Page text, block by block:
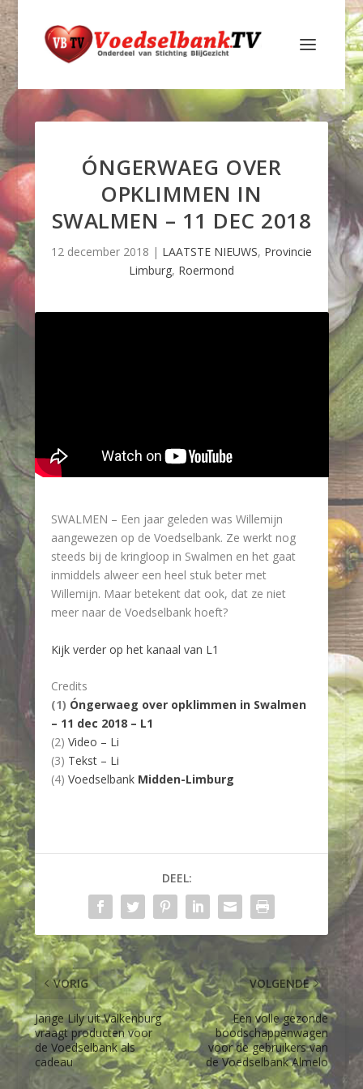
ÓNGERWAEG OVER
OPKLIMMEN IN
SWALMEN – 11 DEC 2018
12 december 2018 | LAATSTE NIEUWS, Provincie
Limburg, Roermond
SWALMEN – Een jaar geleden was Willemijn
aangewezen op de Voedselbank. Ze werkt nog
steeds bij de kringloop in Swalmen en het gaat
inmiddels alweer een heel stuk beter met
Willemijn. Maar betekent dat ook, dat ze niet
meer naar de Voedselbank hoeft?
Kijk verder op het kanaal van L1
Credits
(1) Óngerwaeg over opklimmen in Swalmen
– 11 dec 2018 – L1
(2) Video – Li
(3) Tekst – Li
(4) Voedselbank Midden-Limburg
DEEL:
VORIG
Jarige Lily uit Valkenburg
vraagt producten voor
de Voedselbank als
cadeau
VOLGENDE
Een volle gezonde
boodschappenwagen
voor de gebruikers van
de Voedselbank Almelo